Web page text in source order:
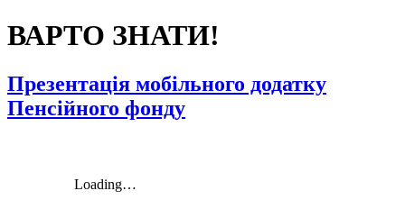
ВАРТО ЗНАТИ!
Презентація мобільного додатку
Пенсійного фонду